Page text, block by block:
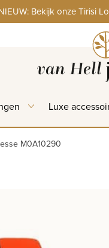
Bekijk onze Tirisi
Luxe
M0A10290